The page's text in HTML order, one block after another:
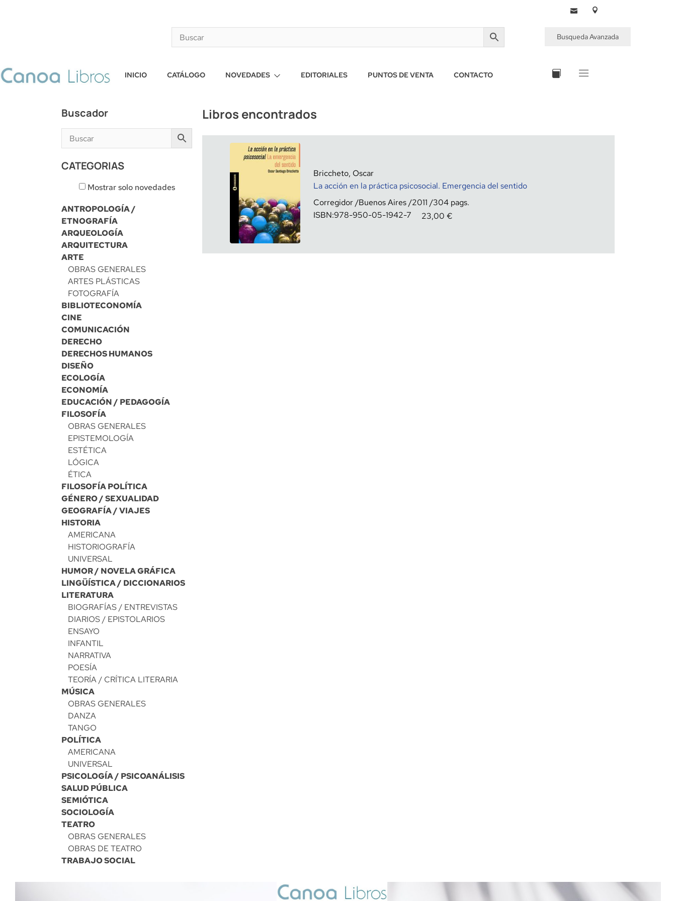
Busqueda Avanzada
INICIO CATÁLOGO NOVEDADES EDITORIALES PUNTOS DE VENTA CONTACTO
Buscador
CATEGORIAS
Mostrar solo novedades
ANTROPOLOGÍA /
ETNOGRAFÍA
ARQUEOLOGÍA
ARQUITECTURA
ARTE
OBRAS GENERALES
ARTES PLÁSTICAS
FOTOGRAFÍA
BIBLIOTECONOMÍA
CINE
COMUNICACIÓN
DERECHO
DERECHOS HUMANOS
DISEÑO
ECOLOGÍA
ECONOMÍA
EDUCACIÓN / PEDAGOGÍA
FILOSOFÍA
OBRAS GENERALES
EPISTEMOLOGÍA
ESTÉTICA
LÓGICA
ÉTICA
FILOSOFÍA POLÍTICA
GÉNERO / SEXUALIDAD
GEOGRAFÍA / VIAJES
HISTORIA
AMERICANA
HISTORIOGRAFÍA
UNIVERSAL
HUMOR / NOVELA GRÁFICA
LINGÜÍSTICA / DICCIONARIOS
LITERATURA
BIOGRAFÍAS / ENTREVISTAS
DIARIOS / EPISTOLARIOS
ENSAYO
INFANTIL
NARRATIVA
POESÍA
TEORÍA / CRÍTICA LITERARIA
MÚSICA
OBRAS GENERALES
DANZA
TANGO
POLÍTICA
AMERICANA
UNIVERSAL
PSICOLOGÍA / PSICOANÁLISIS
SALUD PÚBLICA
SEMIÓTICA
SOCIOLOGÍA
TEATRO
OBRAS GENERALES
OBRAS DE TEATRO
TRABAJO SOCIAL
Libros encontrados
Briccheto, Oscar
La acción en la práctica psicosocial. Emergencia del sentido
Corregidor Buenos Aires 2011 304
ISBN:978-950-05-1942-7 23,00 €